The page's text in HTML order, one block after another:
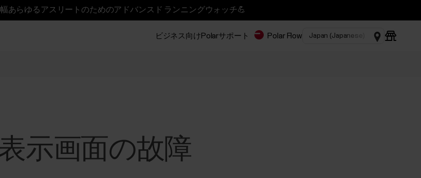
あらゆるアスリートのためのアドバンスド ランニングウォッチ💪
ビジネス向けPolarサポート Polar Flow
示画面の故障